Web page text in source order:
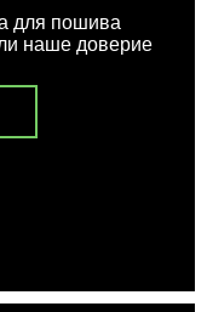
для пошива
наше доверие